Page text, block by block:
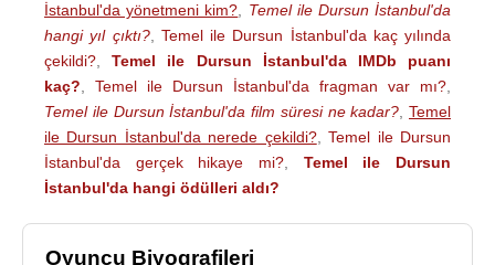
İstanbul'da yönetmeni kim?
Temel ile Dursun İstanbul'da
hangi yıl çıktı?, Temel ile Dursun İstanbul'da kaç yılında
çekildi? ,Temel ile Dursun İstanbul'da IMDb puanı
kaç?
Temel ile Dursun İstanbul'da fragman var mı?
Temel ile Dursun İstanbul'da film süresi ne kadar? Temel
ile Dursun İstanbul'da nerede çekildi?,Temel ile Dursun
İstanbul'da gerçek hikaye mi?
Temel ile Dursun
İstanbul'da hangi ödülleri aldı?
Oyuncu Biyografileri